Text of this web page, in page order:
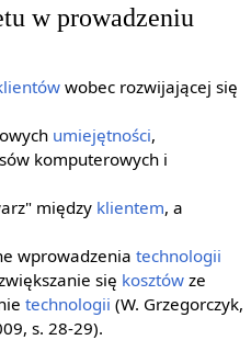
w prowadzeniu
wobec rozwijającej się
umiejętności,
komputerowych i
między klientem, a
wprowadzeniatechnologii
się kosztów ze
technologii (W. Grzegorczyk,
s. 28-29).